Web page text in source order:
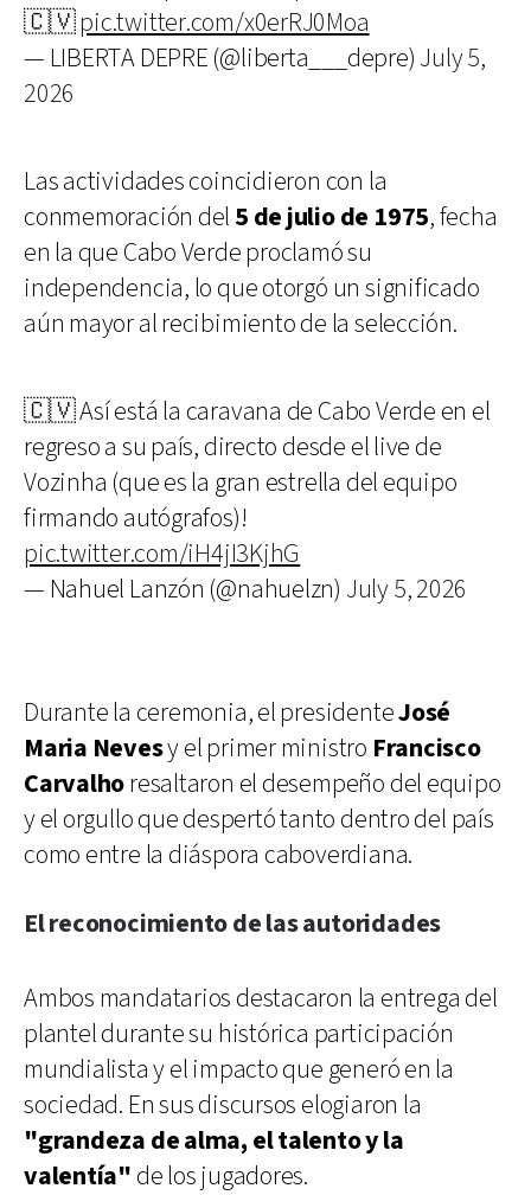
🇨🇻pic.twitter.com/x0erRJ0Moa
— LIBERTA DEPRE (@liberta___depre) July 5,
2026
Las actividades coincidieron con la
conmemoración del 5 de julio de 1975, fecha
en la que Cabo Verde proclamó su
independencia, lo que otorgó un significado
aún mayor al recibimiento de la selección.
🇨🇻 Así está la caravana de Cabo Verde en el
regreso a su país, directo desde el live de
Vozinha (que es la gran estrella del equipo
pic.twitter.com/iH4jI3KjhG
— Nahuel Lanzón (@nahuelzn) July 5, 2026
Durante la ceremonia, el presidenteJosé
Maria Nevesy el primer ministro Francisco
Carvalhoresaltaron el desempeño del equipo
y el orgullo que despertó tanto dentro del país
como entre la diáspora caboverdiana.
El reconocimiento de las autoridades
Ambos mandatarios destacaron la entrega del
plantel durante su histórica participación
mundialista y el impacto que generó en la
"grandeza de alma, el talento y la
valentía" de los jugadores.